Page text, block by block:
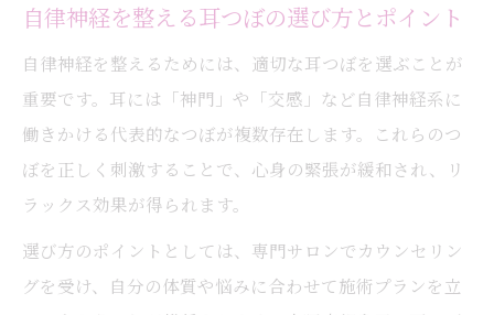
自律神経を整える耳つぼの選び方とポイント
自律神経を整えるためには、適切な耳つぼを選ぶことが
重要です。耳には「神門」や「交感」など自律神経系に
働きかける代表的なつぼが複数存在します。これらのつ
ぼを正しく刺激することで、心身の緊張が緩和され、リ
ラックス効果が得られます。
選び方のポイントとしては、専門サロンでカウンセリン
グを受け、自分の体質や悩みに合わせて施術プランを立